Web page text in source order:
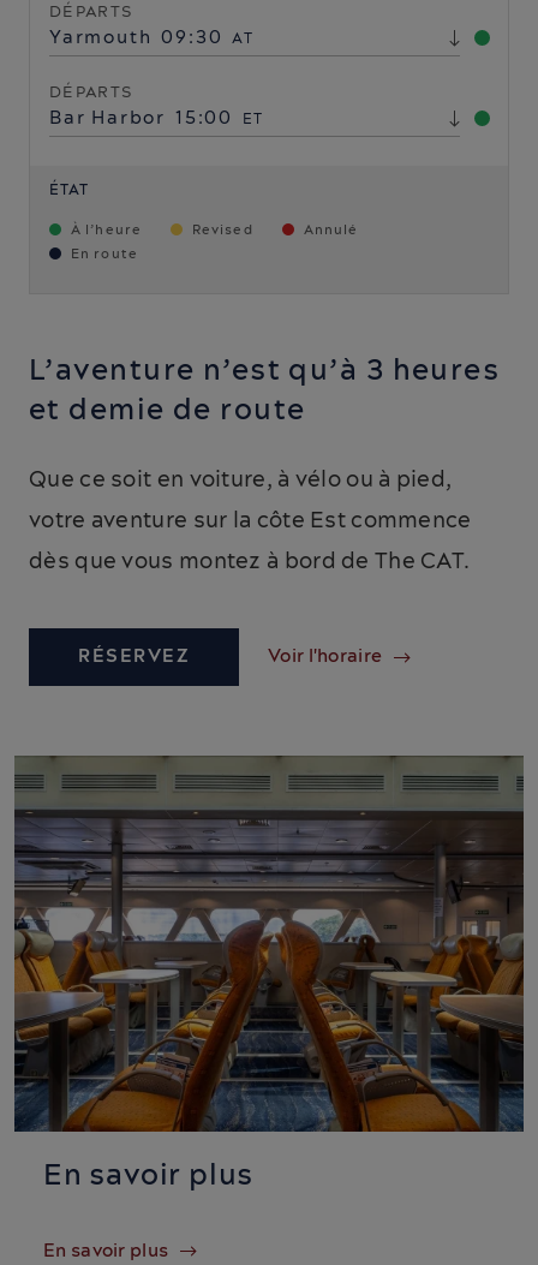
DÉPARTS
Yarmouth 09:30 AT
DÉPARTS
Bar Harbor 15:00 ET
ÉTAT
À l’heure Revised
Annulé
En route
L’aventure n’est qu’à 3 heures
et demie de route
Que ce soit en voiture, à vélo ou à pied,
votre aventure sur la côte Est commence
dès que vous montez à bord de The CAT.
RÉSERVEZ Voir l'horaire
En savoir plus
En savoir plus